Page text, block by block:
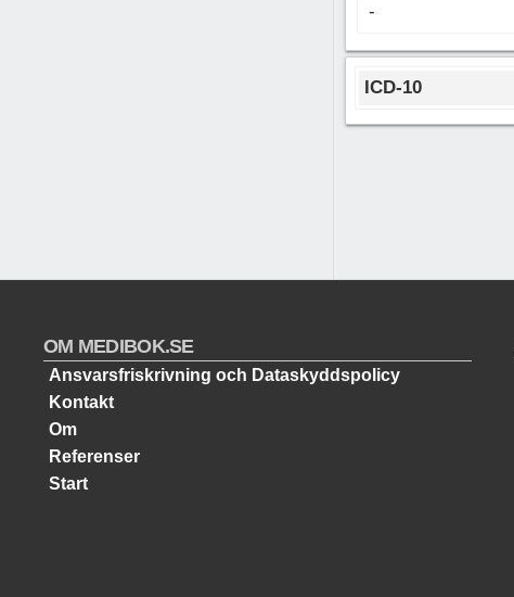
-
ICD-10
OM MEDIBOK.SE
Ansvarsfriskrivning och Dataskyddspolicy
Kontakt
Om
Referenser
Start